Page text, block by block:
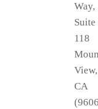
Way,
Suite
118
View,
CA